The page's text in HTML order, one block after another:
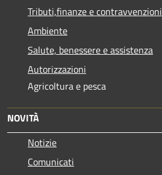
Tributi,finanze e contravvenzioni
Ambiente
Salute, benessere e assistenza
Autorizzazioni
Agricoltura e pesca
NOVITÀ
Notizie
Comunicati